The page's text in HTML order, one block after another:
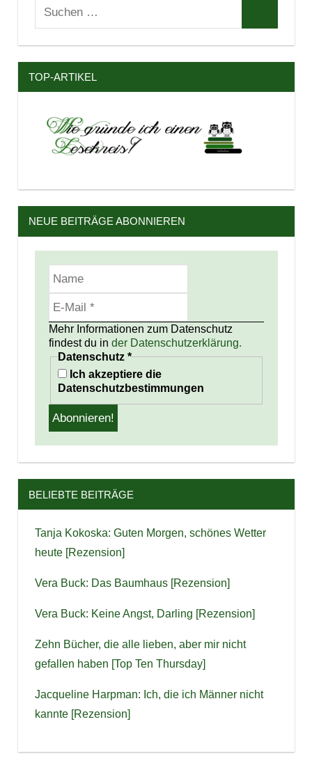
Suchen
TOP-ARTIKEL
NEUE BEITRÄGE ABONNIEREN
Mehr Informationen zum Datenschutz
findest du in der Datenschutzerklärung.
Datenschutz *
Ich akzeptiere die
Datenschutzbestimmungen
BELIEBTE BEITRÄGE
Tanja Kokoska: Guten Morgen, schönes Wetter
heute [Rezension]
Vera Buck: Das Baumhaus [Rezension]
Vera Buck: Keine Angst, Darling [Rezension]
Zehn Bücher, die alle lieben, aber mir nicht
gefallen haben [Top Ten Thursday]
Jacqueline Harpman: Ich, die ich Männer nicht
kannte [Rezension]